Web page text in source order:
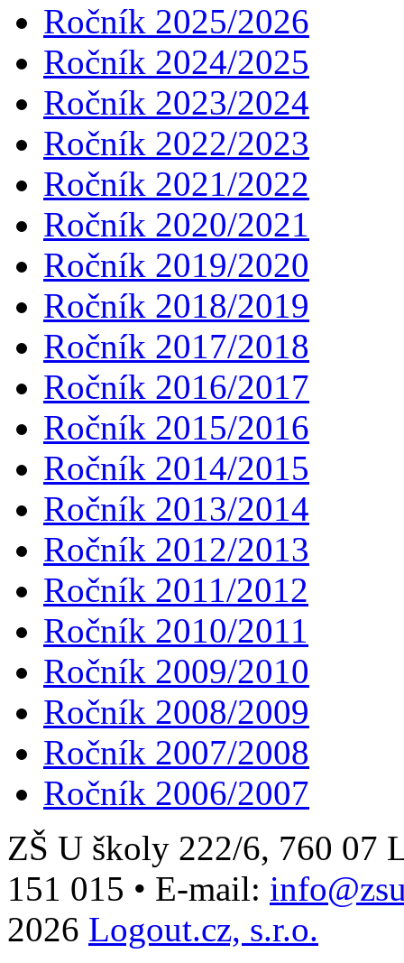
Ročník 2025/2026
Ročník 2024/2025
Ročník 2023/2024
Ročník 2022/2023
Ročník 2021/2022
Ročník 2020/2021
Ročník 2019/2020
Ročník 2018/2019
Ročník 2017/2018
Ročník 2016/2017
Ročník 2015/2016
Ročník 2014/2015
Ročník 2013/2014
Ročník 2012/2013
Ročník 2011/2012
Ročník 2010/2011
Ročník 2009/2010
Ročník 2008/2009
Ročník 2007/2008
Ročník 2006/2007
ZŠ U školy 222/6, 760 07
151 015 • E-mail:
2026 Logout.cz, s.r.o.